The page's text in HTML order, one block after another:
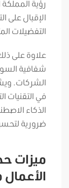
الإقبال على
التفضيلات
علاوة على
شفافية
الشركات.
في التقنيات
الذكاء
ضرورية
ميزات